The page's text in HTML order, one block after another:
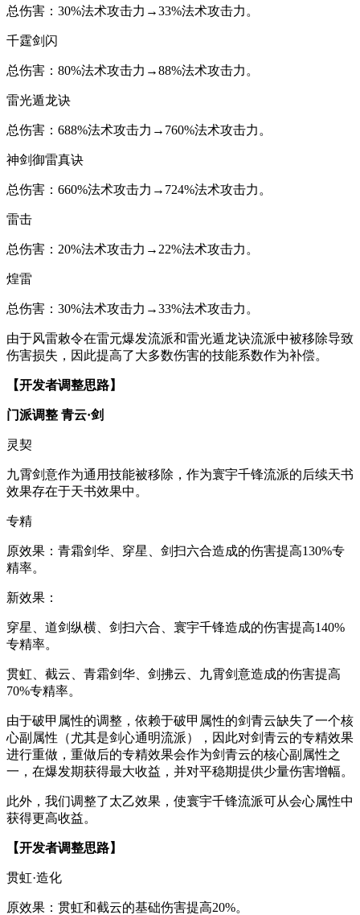
总伤害：30%法术攻击力→33%法术攻击力。
千霆剑闪
总伤害：80%法术攻击力→88%法术攻击力。
雷光遁龙诀
总伤害：688%法术攻击力→760%法术攻击力。
神剑御雷真诀
总伤害：660%法术攻击力→724%法术攻击力。
雷击
总伤害：20%法术攻击力→22%法术攻击力。
煌雷
总伤害：30%法术攻击力→33%法术攻击力。
由于风雷敕令在雷元爆发流派和雷光遁龙诀流派中被移除导致
伤害损失，因此提高了大多数伤害的技能系数作为补偿。
【开发者调整思路】
门派调整 青云·剑
灵契
九霄剑意作为通用技能被移除，作为寰宇千锋流派的后续天书
效果存在于天书效果中。
专精
原效果：青霜剑华、穿星、剑扫六合造成的伤害提高130%专
精率。
新效果：
穿星、道剑纵横、剑扫六合、寰宇千锋造成的伤害提高140%
专精率。
贯虹、截云、青霜剑华、剑拂云、九霄剑意造成的伤害提高
70%专精率。
由于破甲属性的调整，依赖于破甲属性的剑青云缺失了一个核
心副属性（尤其是剑心通明流派），因此对剑青云的专精效果
进行重做，重做后的专精效果会作为剑青云的核心副属性之
一，在爆发期获得最大收益，并对平稳期提供少量伤害增幅。
此外，我们调整了太乙效果，使寰宇千锋流派可从会心属性中
获得更高收益。
【开发者调整思路】
贯虹·造化
原效果：贯虹和截云的基础伤害提高20%。